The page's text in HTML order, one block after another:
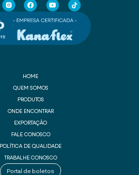
HOME
QUEM SOMOS
PRODUTOS
ONDE ENCONTRAR
EXPORTAÇÃO
FALE CONOSCO
POLÍTICA DE QUALIDADE
TRABALHE CONOSCO
Portal de boletos